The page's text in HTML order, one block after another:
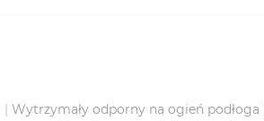
| Wytrzymały odporny na ogień